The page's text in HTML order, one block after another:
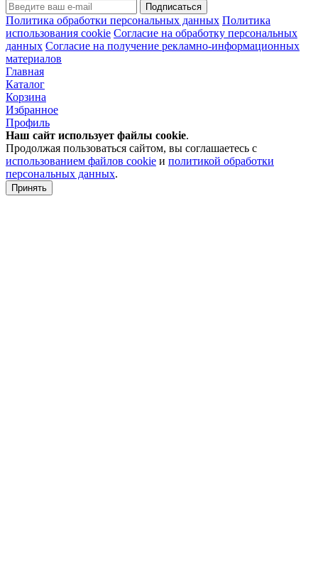
Подписаться
Политика обработки персональных данных Политика
использования cookie Согласие на обработку персональных
данных Согласие на получение рекламно-информационных
материалов
Главная
Каталог
Корзина
Избранное
Профиль
Наш сайт использует файлы cookie.
Продолжая пользоваться сайтом, вы соглашаетесь с
использованием файлов cookie и политикой обработки
персональных данных.
Принять